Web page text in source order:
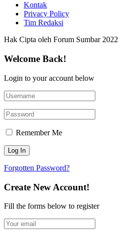
Kontak
Privacy Policy
Tim Redaksi
Hak Cipta oleh Forum Sumbar 2022
Welcome Back!
Login to your account below
Remember Me
Forgotten Password?
Create New Account!
Fill the forms below to register